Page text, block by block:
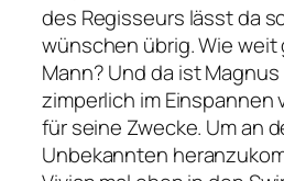
des Regisseurs lässt da
wünschen übrig. Wie weit
Mann? Und da ist
zimperlich im Einspannen
für seine Zwecke. Um an
Unbekannten